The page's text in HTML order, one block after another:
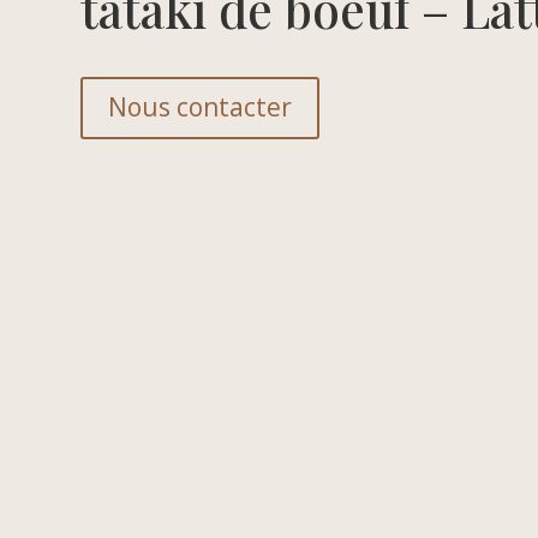
Nous contacter